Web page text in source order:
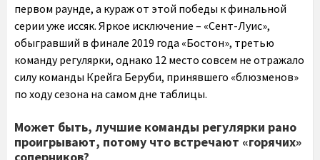
первом раунде, а кураж от этой победы к финальной
серии уже иссяк. Яркое исключение – «Сент-Луис»,
обыгравший в финале 2019 года «Бостон», третью
команду регулярки, однако 12 место совсем не отражало
силу команды Крейга Беруби, принявшего «блюзменов»
по ходу сезона на самом дне таблицы.
Может быть, лучшие команды регулярки рано
проигрывают, потому что встречают «горячих»